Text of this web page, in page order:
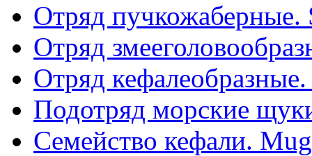
Отряд пучкожаберные.
Отряд
Отряд
Подотряд морские
Семейство кефали.